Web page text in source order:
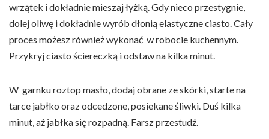
wrzątek i dokładnie mieszaj łyżką. Gdy nieco przestygnie,
dolej oliwę i dokładnie wyrób dłonią elastyczne ciasto. Cały
proces możesz również wykonać w robocie kuchennym.
Przykryj ciasto ściereczką i odstaw na kilka minut.
W garnku roztop masło, dodaj obrane ze skórki, starte na
tarce jabłko oraz odcedzone, posiekane śliwki. Duś kilka
minut, aż jabłka się rozpadną. Farsz przestudź.